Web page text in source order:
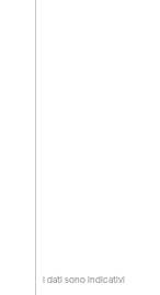
I dati sono indicativi